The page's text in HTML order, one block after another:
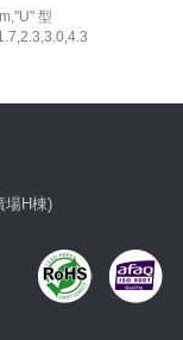
型
場H棟)